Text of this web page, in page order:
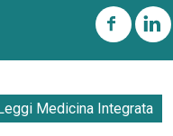
Medicina Integrata